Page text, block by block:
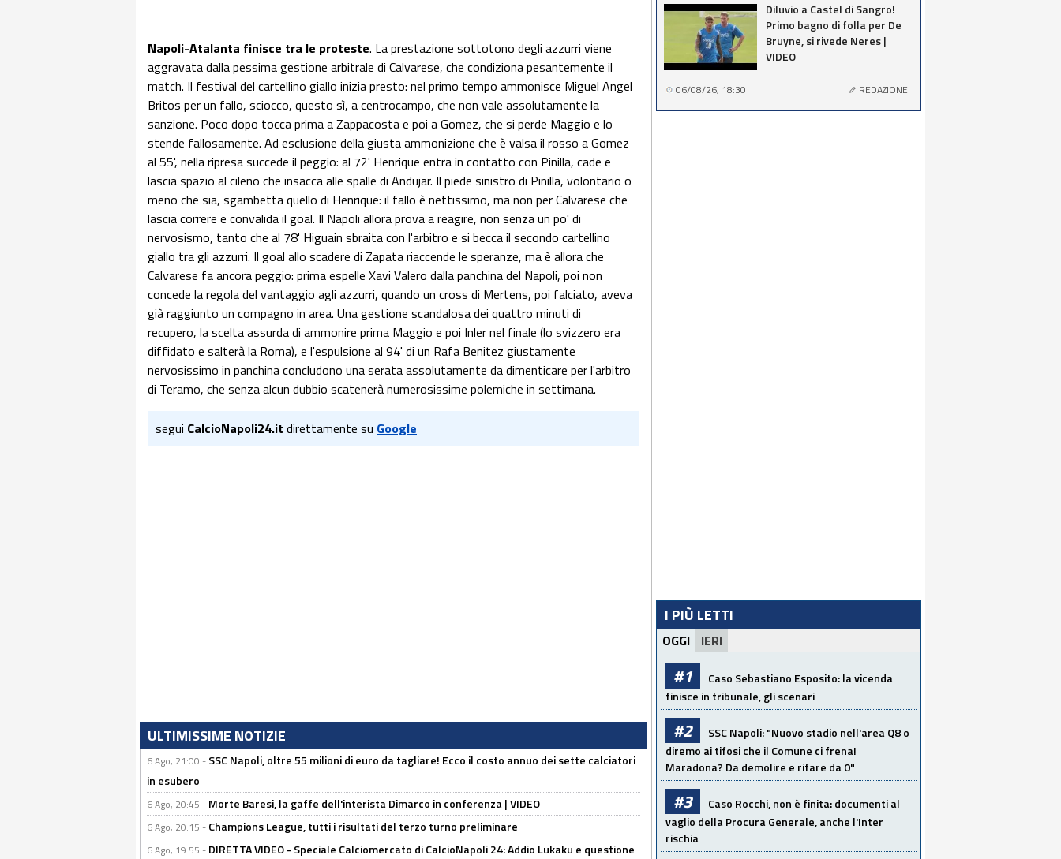
Napoli-Atalanta finisce tra le proteste. La prestazione sottotono degli azzurri viene
aggravata dalla pessima gestione arbitrale di Calvarese, che condiziona pesantemente il
match. Il festival del cartellino giallo inizia presto: nel primo tempo ammonisce Miguel Angel
Britos per un fallo, sciocco, questo sì, a centrocampo, che non vale assolutamente la
sanzione. Poco dopo tocca prima a Zappacosta e poi a Gomez, che si perde Maggio e lo
stende fallosamente. Ad esclusione della giusta ammonizione che è valsa il rosso a Gomez
al 55', nella ripresa succede il peggio: al 72' Henrique entra in contatto con Pinilla, cade e
lascia spazio al cileno che insacca alle spalle di Andujar. Il piede sinistro di Pinilla, volontario o
meno che sia, sgambetta quello di Henrique: il fallo è nettissimo, ma non per Calvarese che
lascia correre e convalida il goal. Il Napoli allora prova a reagire, non senza un po' di
nervosismo, tanto che al 78' Higuain sbraita con l'arbitro e si becca il secondo cartellino
giallo tra gli azzurri. Il goal allo scadere di Zapata riaccende le speranze, ma è allora che
Calvarese fa ancora peggio: prima espelle Xavi Valero dalla panchina del Napoli, poi non
concede la regola del vantaggio agli azzurri, quando un cross di Mertens, poi falciato, aveva
già raggiunto un compagno in area. Una gestione scandalosa dei quattro minuti di
recupero, la scelta assurda di ammonire prima Maggio e poi Inler nel finale (lo svizzero era
diffidato e salterà la Roma), e l'espulsione al 94' di un Rafa Benitez giustamente
nervosissimo in panchina concludono una serata assolutamente da dimenticare per l'arbitro
di Teramo, che senza alcun dubbio scatenerà numerosissime polemiche in settimana.
segui CalcioNapoli24.it direttamente su Google
ULTIMISSIME NOTIZIE
6 Ago, 21:00 - SSC Napoli, oltre 55 milioni di euro da tagliare! Ecco il costo annuo dei sette calciatori
in esubero
6 Ago, 20:45 - Morte Baresi, la gaffe dell'interista Dimarco in conferenza | VIDEO
6 Ago, 20:15 - Champions League, tutti i risultati del terzo turno preliminare
6 Ago, 19:55 - DIRETTA VIDEO - Speciale Calciomercato di CalcioNapoli 24: Addio Lukaku e questione
Diluvio a Castel di Sangro!
Primo bagno di folla per De
Bruyne, si rivede Neres |
VIDEO
06/08/26, 18:30 REDAZIONE
I PIÙ LETTI
OGGI IERI
#1
Caso Sebastiano Esposito: la vicenda
finisce in tribunale, gli scenari
#2
SSC Napoli: "Nuovo stadio nell'area Q8 o
diremo ai tifosi che il Comune ci frena!
Maradona? Da demolire e rifare da 0"
#3
Caso Rocchi, non è finita: documenti al
vaglio della Procura Generale, anche l'Inter
rischia